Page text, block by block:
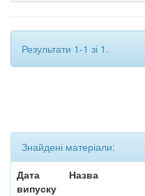
Результати 1-1 зі 1.
Знайдені матеріали:
Дата
випуску
Назва